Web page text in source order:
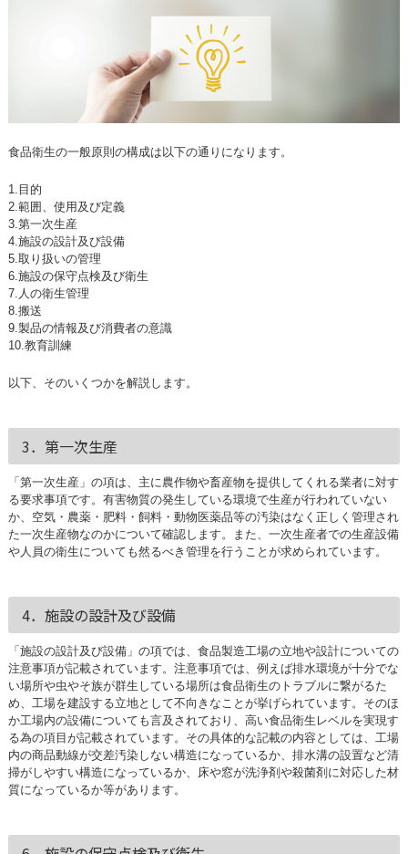
食品衛生の一般原則の構成は以下の通りになります。
1.目的
2.範囲、使用及び定義
3.第一次生産
4.施設の設計及び設備
5.取り扱いの管理
6.施設の保守点検及び衛生
7.人の衛生管理
8.搬送
9.製品の情報及び消費者の意識
10.教育訓練
以下、そのいくつかを解説します。
3．第一次生産
「第一次生産」の項は、主に農作物や畜産物を提供してくれる業者に対す
る要求事項です。有害物質の発生している環境で生産が行われていない
か、空気・農薬・肥料・飼料・動物医薬品等の汚染はなく正しく管理され
た一次生産物なのかについて確認します。また、一次生産者での生産設備
や人員の衛生についても然るべき管理を行うことが求められています。
4．施設の設計及び設備
「施設の設計及び設備」の項では、食品製造工場の立地や設計についての
注意事項が記載されています。注意事項では、例えば排水環境が十分でな
い場所や虫やそ族が群生している場所は食品衛生のトラブルに繋がるた
め、工場を建設する立地として不向きなことが挙げられています。そのほ
か工場内の設備についても言及されており、高い食品衛生レベルを実現す
る為の項目が記載されています。その具体的な記載の内容としては、工場
内の商品動線が交差汚染しない構造になっているか、排水溝の設置など清
掃がしやすい構造になっているか、床や窓が洗浄剤や殺菌剤に対応した材
質になっているか等があります。